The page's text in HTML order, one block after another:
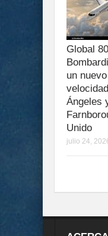
Global
un
Ángeles
Unido
julio 24,